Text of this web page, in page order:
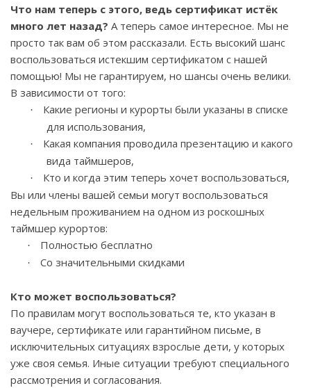
Что нам теперь с этого, ведь сертификат истёк
много лет назад? А теперь самое интересное. Мы не
просто так вам об этом рассказали. Есть высокий шанс
воспользоваться истекшим сертификатом с нашей
помощью! Мы не гарантируем, но шансы очень велики.
В зависимости от того:
·
Какие регионы и курорты были указаны в списке
для использования,
·
Какая компания проводила презентацию и какого
вида таймшеров,
·
Кто и когда этим теперь хочет воспользоваться,
Вы или члены вашей семьи могут воспользоваться
недельным проживанием на одном из роскошных
таймшер курортов:
· Полностью бесплатно
· Со значительными скидками
Кто может воспользоваться?
По правилам могут воспользоваться те, кто указан в
ваучере, сертификате или гарантийном письме, в
исключительных ситуациях взрослые дети, у которых
уже своя семья. Иные ситуации требуют специального
рассмотрения и согласования.